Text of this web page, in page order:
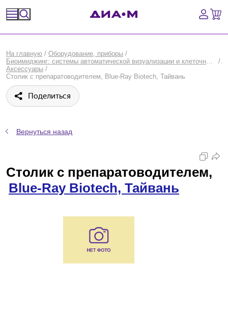
Оборудование, приборы
Расходные материалы, пластик, стекло
Предметный указатель
Войти
На главную / Оборудование, приборы /
Биоимиджинг: системы автоматической визуализации и клеточного скрининга
/
Аксессуары /
Столик с препаратоводителем, Blue-Ray Biotech, Тайвань
Поделиться
Вернуться назад
Столик с препаратоводителем,
Blue-Ray Biotech, Тайвань